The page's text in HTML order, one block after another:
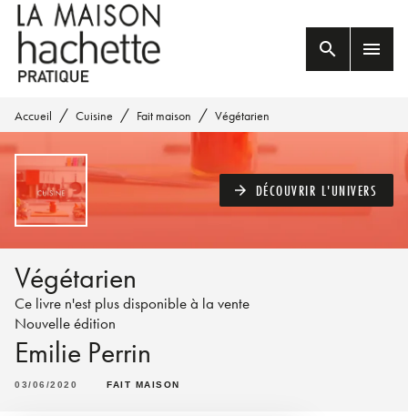
MENU RECHERCHE
PIED DE PAGE
search menu
Accueil / Cuisine / Fait maison / Végétarien
arrow_forward DÉCOUVRIR L'UNIVERS
Végétarien
Ce livre n'est plus disponible à la vente
Nouvelle édition
Emilie Perrin
03/06/2020 FAIT MAISON